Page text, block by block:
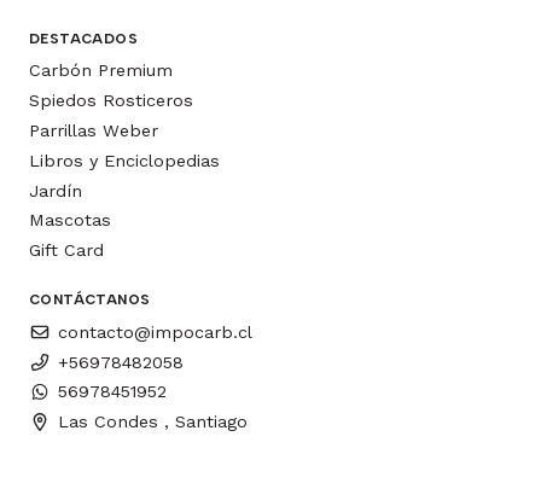
DESTACADOS
Carbón Premium
Spiedos Rosticeros
Parrillas Weber
Libros y Enciclopedias
Jardín
Mascotas
Gift Card
CONTÁCTANOS
contacto@impocarb.cl
+56978482058
56978451952
Las Condes , Santiago